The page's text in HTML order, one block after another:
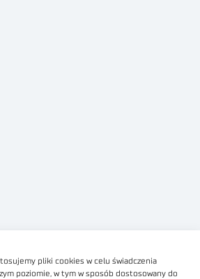
pliki cookies w celu świadczenia
poziomie, w tym w sposób dostosowany do